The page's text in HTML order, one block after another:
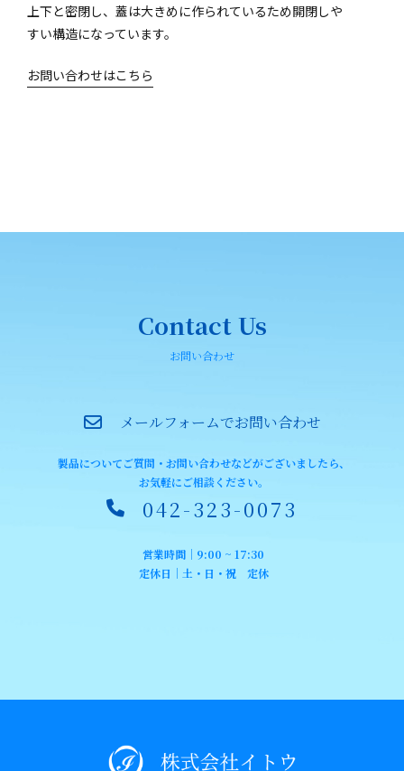
上下と密閉し、蓋は大きめに作られているため開閉しや
すい構造になっています。
お問い合わせはこちら
Contact Us
お問い合わせ
メールフォームでお問い合わせ
製品についてご質問・お問い合わせなどがございましたら、
お気軽にご相談ください。
042-323-0073
営業時間｜9:00 ~ 17:30
定休日｜土・日・祝 定休